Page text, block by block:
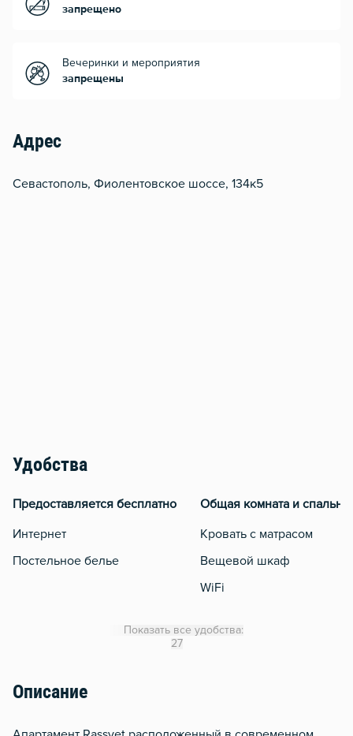
запрещено
Вечеринки и мероприятия
запрещены
Адрес
Севастополь, Фиолентовское шоссе, 134к5
Удобства
Предоставляется бесплатно
Интернет
Постельное белье
Общая комната и спальня
Кровать с матрасом
Вещевой шкаф
WiFi
Показать все удобства:
27
Описание